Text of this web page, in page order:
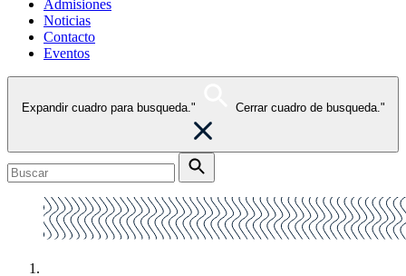
Admisiones
Noticias
Contacto
Eventos
Expandir cuadro para busqueda." Cerrar cuadro de busqueda."